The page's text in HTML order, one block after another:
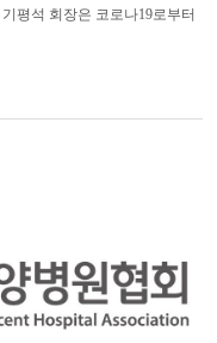
평석 회장은 코로나19로부터